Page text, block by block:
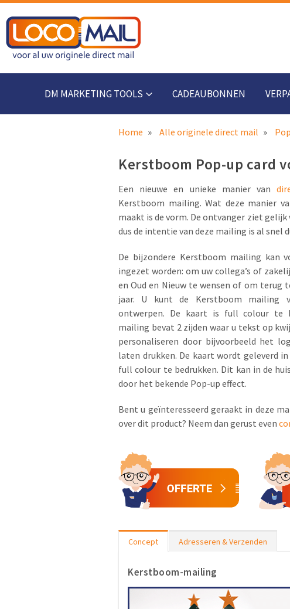
DM MARKETING TOOLS CADEAUBONNEN
Home Alle originele direct mail
Kerstboom Pop-up card
Een nieuwe en unieke manier van
Kerstboom mailing. Wat deze manier
maakt is de vorm. De ontvanger ziet
dus de intentie van deze mailing is al snel
De bijzondere Kerstboom mailing kan
ingezet worden: om uw collega’s of
en Oud en Nieuw te wensen of om terug
jaar. U kunt de Kerstboom mailing
ontwerpen. De kaart is full colour te
mailing bevat 2 zijden waar u tekst op
personaliseren door bijvoorbeeld het
laten drukken. De kaart wordt geleverd
full colour te bedrukken. Dit kan in de
door het bekende Pop-up effect.
Bent u geïnteresseerd geraakt in deze
over dit product? Neem dan gerust even
Concept Adresseren & Verzenden
Kerstboom-mailing